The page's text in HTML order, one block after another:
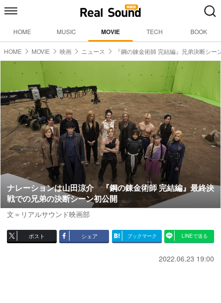
HOME MUSIC MOVIE TECH BOOK
HOME MOVIE 映画 ニュース 『鋼の錬金術師 完結編』兄弟決断シー
ナレーションは山田涼介 『鋼の錬金術師 完結編』最終決
戦での兄弟の決断シーン初公開
文＝リアルサウンド映画部
ポスト シェア ブックマーク LINEで送る
2022.06.23 19:00